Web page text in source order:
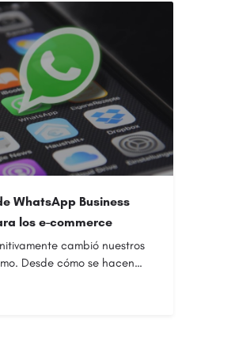
WhatsApp Business
los e-commerce
cambió nuestros
Desde cómo se hacen…